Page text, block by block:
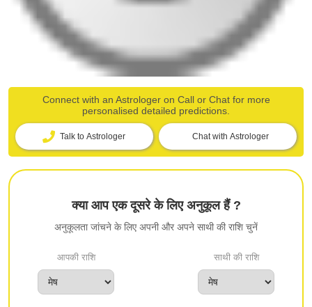
Connect with an Astrologer on Call or Chat for more
personalised detailed predictions.
Talk to Astrologer Chat with Astrologer
क्या आप एक दूसरे के लिए अनुकूल हैं ?
अनुकूलता जांचने के लिए अपनी और अपने साथी की राशि चुनें
आपकी राशि साथी की राशि